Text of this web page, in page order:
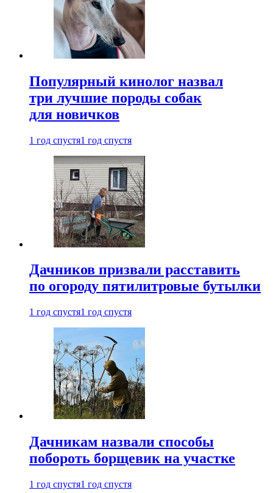
Популярный кинолог назвал
три лучшие породы собак
для новичков
1 год спустя1 год спустя
Дачников призвали расставить
по огороду пятилитровые бутылки
1 год спустя1 год спустя
Дачникам назвали способы
побороть борщевик на участке
1 год спустя1 год спустя